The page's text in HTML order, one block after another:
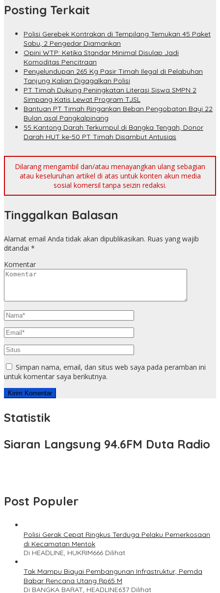
Posting Terkait
Polisi Gerebek Kontrakan di Tempilang Temukan 45 Paket
Sabu, 2 Pengedar Diamankan
Opini WTP: Ketika Standar Minimal Disulap Jadi
Komoditas Pencitraan
Penyelundupan 265 Kg Pasir Timah Ilegal di Pelabuhan
Tanjung Kalian Digagalkan Polisi
PT Timah Dukung Peningkatan Literasi Siswa SMPN 2
Simpang Katis Lewat Program TJSL
Bantuan PT Timah Ringankan Beban Pengobatan Bayi 22
Bulan asal Pangkalpinang
55 Kantong Darah Terkumpul di Bangka Tengah, Donor
Darah HUT ke-50 PT Timah Disambut Antusias
Dilarang mengambil dan/atau menayangkan ulang sebagian
atau keseluruhan artikel di atas untuk konten akun media
sosial komersil tanpa seizin redaksi.
Tinggalkan Balasan
Alamat email Anda tidak akan dipublikasikan. Ruas yang wajib
ditandai *
Komentar
Simpan nama, email, dan situs web saya pada peramban ini
untuk komentar saya berikutnya.
Statistik
Siaran Langsung 94.6FM Duta Radio
Post Populer
Polisi Gerak Cepat Ringkus Terduga Pelaku Pemerkosaan
di Kecamatan Mentok
Di HEADLINE, HUKRIM666 Dilihat
Tak Mampu Biayai Pembangunan Infrastruktur, Pemda
Babar Rencana Utang Rp65 M
Di BANGKA BARAT, HEADLINE637 Dilihat